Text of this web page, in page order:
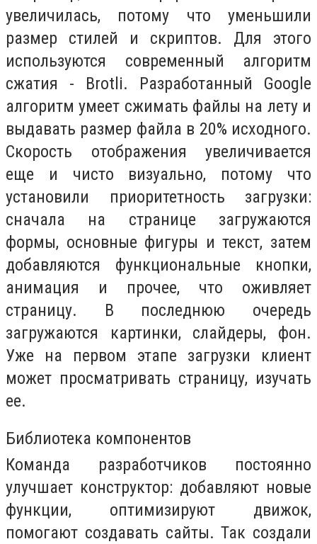
увеличилась, потому что уменьшили
размер стилей и скриптов. Для этого
используются современный алгоритм
сжатия - Brotli. Разработанный Google
алгоритм умеет сжимать файлы на лету и
выдавать размер файла в 20% исходного.
Скорость отображения увеличивается
еще и чисто визуально, потому что
установили приоритетность загрузки:
сначала на странице загружаются
формы, основные фигуры и текст, затем
добавляются функциональные кнопки,
анимация и прочее, что оживляет
страницу. В последнюю очередь
загружаются картинки, слайдеры, фон.
Уже на первом этапе загрузки клиент
может просматривать страницу, изучать
ее.
Библиотека компонентов
Команда разработчиков постоянно
улучшает конструктор: добавляют новые
функции, оптимизируют движок,
помогают создавать сайты. Так создали